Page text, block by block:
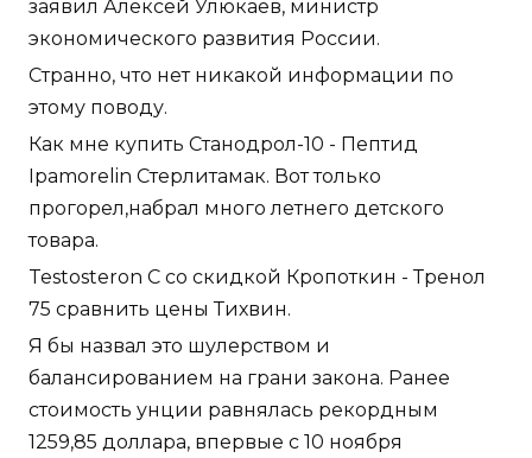
заявил Алексей Улюкаев, министр
экономического развития России.
Странно, что нет никакой информации по
этому поводу.
Как мне купить Станодрол-10 - Пептид
Ipamorelin Стерлитамак. Вот только
прогорел,набрал много летнего детского
товара.
Testosteron C со скидкой Кропоткин - Тренол
75 сравнить цены Тихвин.
Я бы назвал это шулерством и
балансированием на грани закона. Ранее
стоимость унции равнялась рекордным
1259,85 доллара, впервые с 10 ноября